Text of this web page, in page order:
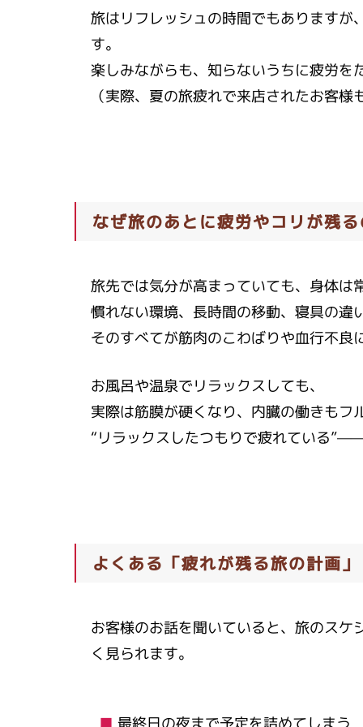
旅はリフレッシュの時間でもありますが
す。
楽しみながらも、知らないうちに疲労
（実際、夏の旅疲れで来店されたお客様
なぜ旅のあとに疲労やコリが残
旅先では気分が高まっていても、身体は
慣れない環境、長時間の移動、寝具の違
そのすべてが筋肉のこわばりや血行不良
お風呂や温泉でリラックスしても、
実際は筋膜が硬くなり、内臓の働きもフ
“リラックスしたつもりで疲れている
よくある「疲れが残る旅の計画」
お客様のお話を聞いていると、旅のスケ
く見られます。